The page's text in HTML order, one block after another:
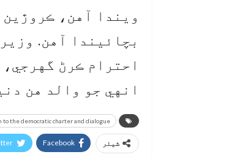
ويندا آهن،
بچائيندا آهن.
احترام ڪرڻ
انهي جو والد هن
the democratic charter and dialogue
شیئر Facebook